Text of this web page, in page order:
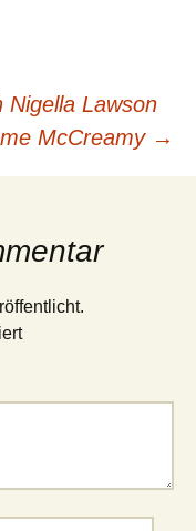
Nigella Lawson
McCreamy →